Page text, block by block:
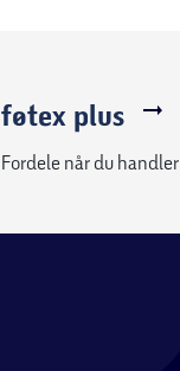
føtex plus
Fordele når du handler